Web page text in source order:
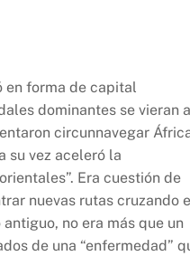
en forma de capital
dominantes se vieran
circunnavegar
su vez aceleró la
Era cuestión de
nuevas rutas cruzando
no era más que un
de una “enfermedad”